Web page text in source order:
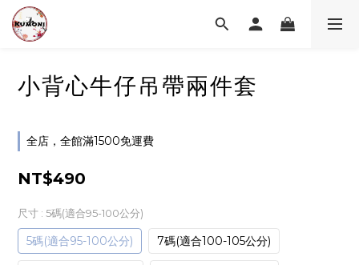
小背心牛仔吊帶兩件套
全店，全館滿1500免運費
NT$490
尺寸 : 5碼(適合95-100公分)
5碼(適合95-100公分) 7碼(適合100-105公分)